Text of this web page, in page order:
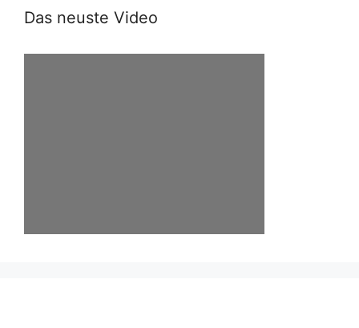
Das neuste Video